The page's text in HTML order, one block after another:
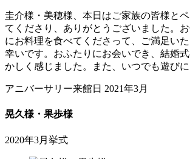
圭介様・美穂様、本日はご家族の皆様と
てくださり、ありがとうございました。
にお料理を食べてくださって、ご満足い
幸いです。おふたりにお会いでき、結婚
かしく感じました。また、いつでも遊び
アニバーサリー来館日 2021年3月
晃久様・果歩様
2020年3月挙式